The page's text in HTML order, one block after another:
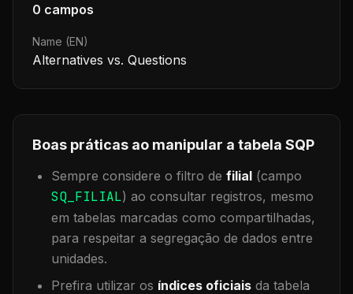
0 campos
Name (EN)
Alternatives vs. Questions
Boas práticas ao manipular a tabela SQP
Sempre considere o filtro de filial (campo
SQ_FILIAL) ao consultar registros, mesmo
em tabelas marcadas como compartilhadas,
para respeitar a segregação de dados entre
unidades.
Prefira utilizar os índices oficiais da tabela